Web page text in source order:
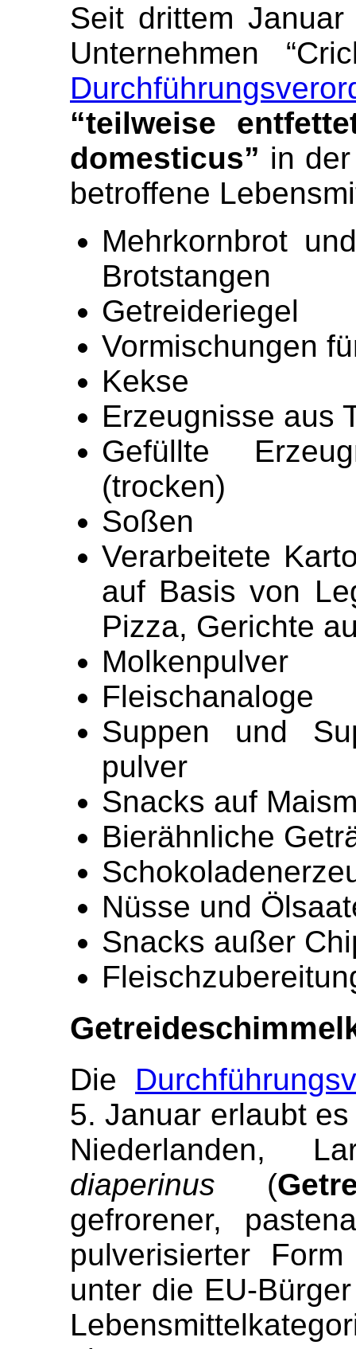
Seit drittem
Unternehmen
“teilweise
domesticus” in
betroffene
Mehrkornbrot
Brotstangen
Getreideriegel
Vormischungen
Kekse
Erzeugnisse aus
Gefüllte
(trocken)
Soßen
Verarbeitete
auf Basis von
Pizza, Gerichte
Molkenpulver
Fleischanaloge
Suppen und
pulver
Snacks auf
Bierähnliche
Nüsse und
Snacks außer
Die
5. Januar erlaubt es
Niederlanden,
diaperinus (
gefrorener,
pulverisierter
unter die EU-